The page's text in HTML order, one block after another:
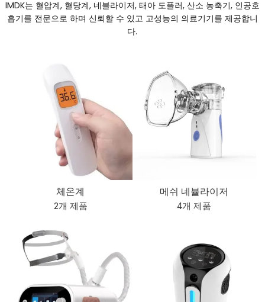
IMDK는 혈압계, 혈당계, 네블라이저, 태아 도플러, 산소 농축기, 인공호
흡기를 전문으로 하며 신뢰할 수 있고 고성능의 의료기기를 제공합니
다.
체온계
2개 제품
메쉬 네뷸라이저
4개 제품